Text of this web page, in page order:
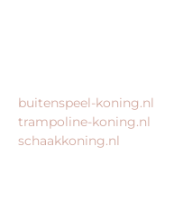
buitenspeel-koning.nl
trampoline-koning.nl
schaakkoning.nl